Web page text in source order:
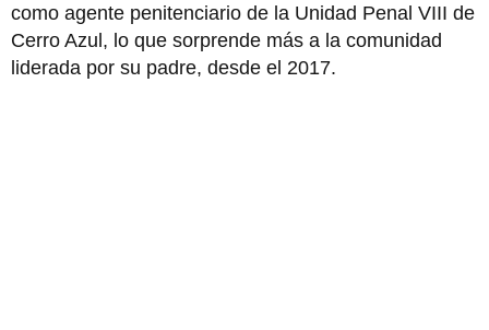
como agente penitenciario de la Unidad Penal VIII de
Cerro Azul, lo que sorprende más a la comunidad
liderada por su padre, desde el 2017.